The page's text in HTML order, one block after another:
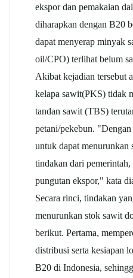
ekspor dan pemakaian
diharapkan dengan B20
dapat menyerap minyak
oil/CPO) terlihat belum
Akibat kejadian tersebut
kelapa sawit(PKS) tidak
tandan sawit (TBS)
petani/pekebun.
untuk dapat menurunkan
tindakan dari
pungutan ekspor," kata
Secara rinci, tindakan
menurunkan stok sawit
berikut. Pertama,
distribusi serta kesiapan
B20 di Indonesia,